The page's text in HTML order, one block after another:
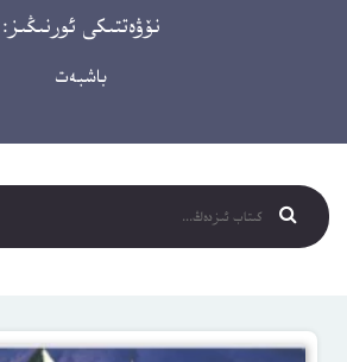
نۆۋەتتىكى ئورنىڭىز:
باشبەت